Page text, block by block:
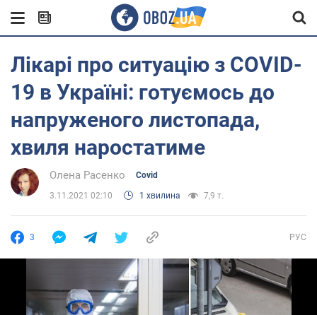
Лікарі про ситуацію з COVID-
19 в Україні: готуємось до
напруженого листопада,
хвиля наростатиме
Олена Расенко Covid
3.11.2021 02:10 1 хвилина 7,9 т.
3 РУС